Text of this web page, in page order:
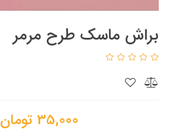
براش ماسک طرح مرمر
35,000 تومان